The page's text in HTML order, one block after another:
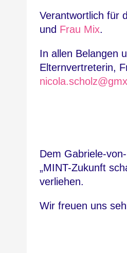
Verantwortlich für
und Frau Mix.
In allen Belangen
Elternvertreterin,
Dem Gabriele-
„MINT-Zukunft
verliehen.
Wir freuen uns